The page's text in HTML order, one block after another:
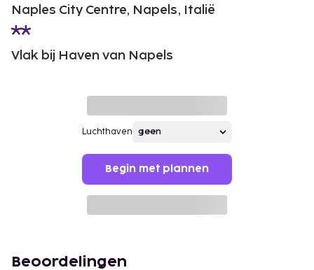
Naples City Centre, Napels, Italië
Vlak bij Haven van Napels
Luchthaven
Begin met plannen
Beoordelingen